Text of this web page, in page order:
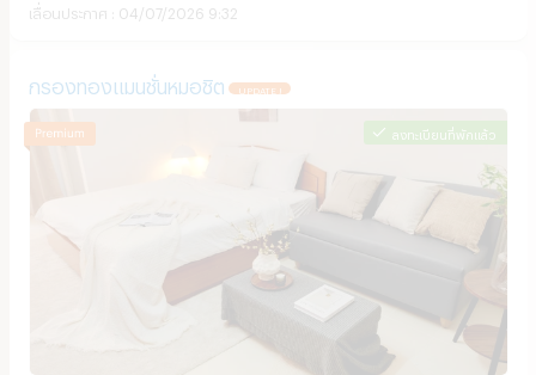
04/07/2026 9:32
กรองทองแมนชั่นหมอชิต UPDATE !
ลงทะเบียนที่พักแล้ว